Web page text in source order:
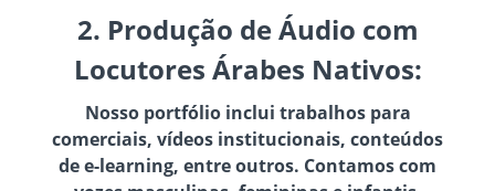
2. Produção de Áudio com
Locutores Árabes Nativos:
Nosso portfólio inclui trabalhos para
comerciais, vídeos institucionais, conteúdos
de e-learning, entre outros. Contamos com